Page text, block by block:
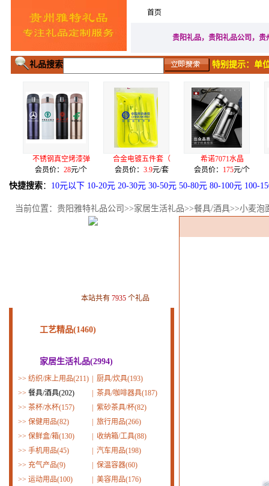
首页
贵阳礼品，贵阳礼品公司，
礼品搜索 特别提示：单
空烤漆弹
合金电镀五件套（
会员价：
元/套
希诺7071水晶
会员价：
元/个
自动上水语音
会员价：
快捷搜索： 10元以下 10-20元 20-30元 30-50元 50-80元 80-100元 100-
当前位置： 贵阳雅特礼品公司 >>家居生活礼品>>餐具/酒具>>小麦泡
本站共有 7935 个礼品
工艺精品(1460)
家居生活礼品(2994)
>> 纺织/床上用品(211)
厨具/炊具(193)
>> 餐具/酒具(202)
茶具/咖啡器具(187)
>> 茶杯/水杯(157)
紫砂茶具/杯(82)
>> 保健用品(82)
旅行用品(266)
>> 保鲜盒/箱(130)
收纳箱/工具(88)
>> 手机用品(45)
汽车用品(198)
>> 充气产品(9)
保温容器(60)
>> 运动用品(100)
美容用品(176)